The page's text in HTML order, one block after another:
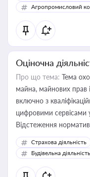
Агропромисловий
Оціночна
Про що тема: Тема
майна, майнових прав і
включно з
цифровими сервісами
Відстеження
корисне для власника
бухгалтера під час
державного майна,
статусу суб'єктів
Страхова діяльність
Будівельна діяльність